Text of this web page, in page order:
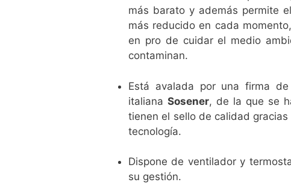
más barato y además permite
más reducido en cada
en pro de cuidar el medio
contaminan.
Está avalada por una firma
italiana Sosener, de la que se
tienen el sello de calidad
tecnología.
Dispone de ventilador y
su gestión.